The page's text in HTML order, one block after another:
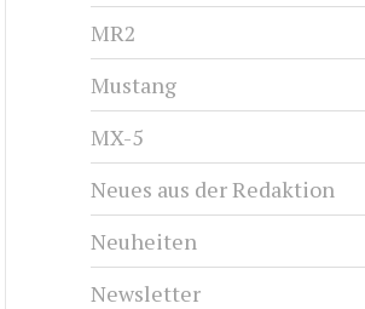
MR2
Mustang
MX-5
Neues aus der Redaktion
Neuheiten
Newsletter